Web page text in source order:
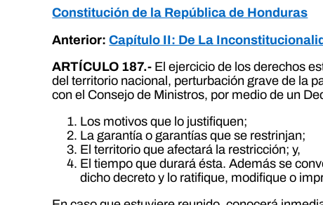
Constitución de la República de Honduras
Anterior:Capítulo II: De La
ARTÍCULO 187.- El ejercicio de los derechos
del territorio nacional, perturbación grave de la
con el Consejo de Ministros, por medio de un
Los motivos que lo justifiquen;
La garantía o garantías que se restrinjan;
El territorio que afectará la restricción; y,
El tiempo que durará ésta. Además se
dicho decreto y lo ratifique, modifique o